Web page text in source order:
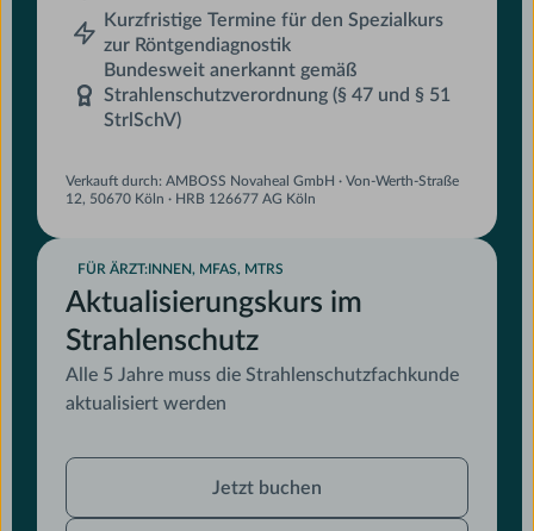
Kurzfristige Termine für den Spezialkurs
zur Röntgendiagnostik
Bundesweit anerkannt gemäß
Strahlenschutzverordnung (§ 47 und § 51
StrlSchV)
Verkauft durch: AMBOSS Novaheal GmbH · Von-Werth-Straße
12, 50670 Köln · HRB 126677 AG Köln
FÜR ÄRZT:INNEN, MFAS, MTRS
Aktualisierungskurs im
Strahlenschutz
Alle 5 Jahre muss die Strahlenschutzfachkunde
aktualisiert werden
buchen
Jetzt buchen